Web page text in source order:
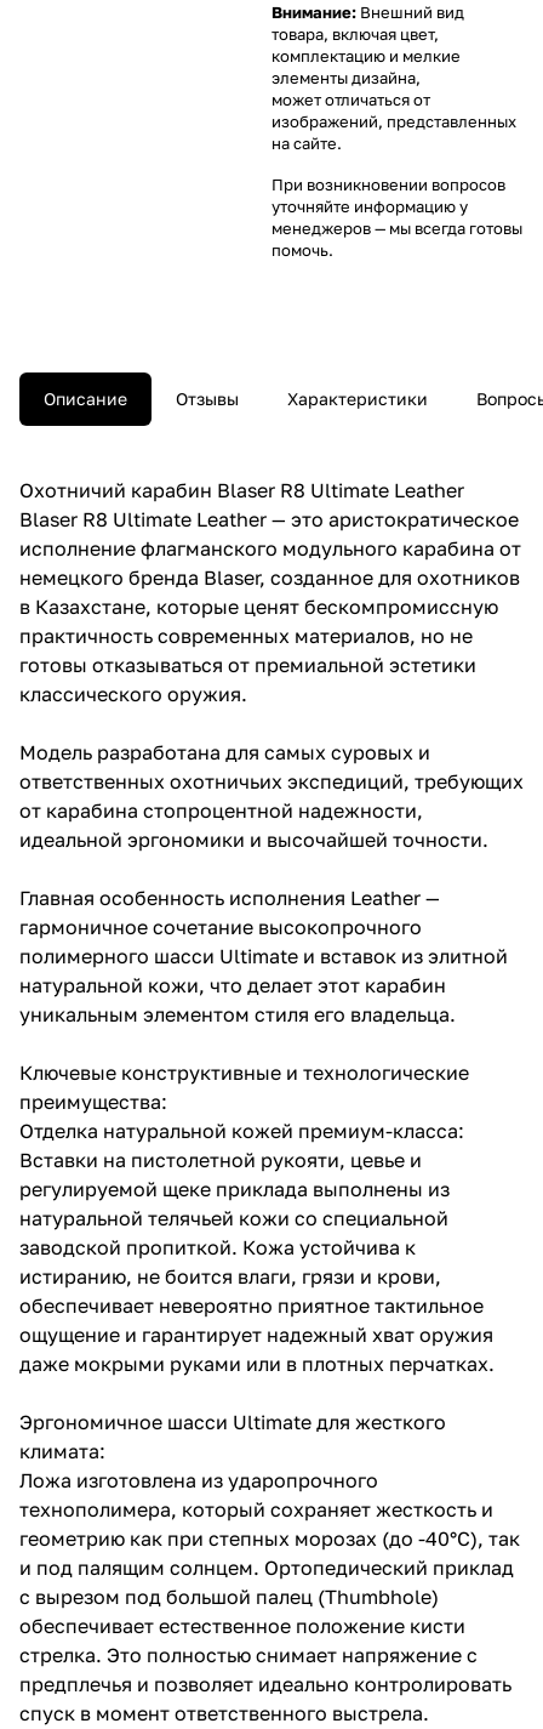
Внимание: Внешний вид
товара, включая цвет,
комплектацию и мелкие
элементы дизайна,
может отличаться от
изображений, представленных
на сайте.
При возникновении вопросов
уточняйте информацию у
менеджеров— мы всегда готовы
помочь.
Описание Отзывы Характеристики
Охотничий карабин Blaser R8 Ultimate Leather
Blaser R8 Ultimate Leather — это аристократическое
исполнение флагманского модульного карабина от
немецкого бренда Blaser, созданное для охотников
в Казахстане, которые ценят бескомпромиссную
практичность современных материалов, но не
готовы отказываться от премиальной эстетики
классического оружия.
Модель разработана для самых суровых и
ответственных охотничьих экспедиций, требующих
от карабина стопроцентной надежности,
идеальной эргономики и высочайшей точности.
Главная особенность исполнения Leather —
гармоничное сочетание высокопрочного
полимерного шасси Ultimate и вставок из элитной
натуральной кожи, что делает этот карабин
уникальным элементом стиля его владельца.
Ключевые конструктивные и технологические
преимущества:
Отделка натуральной кожей премиум-класса:
Вставки на пистолетной рукояти, цевье и
регулируемой щеке приклада выполнены из
натуральной телячьей кожи со специальной
заводской пропиткой. Кожа устойчива к
истиранию, не боится влаги, грязи и крови,
обеспечивает невероятно приятное тактильное
ощущение и гарантирует надежный хват оружия
даже мокрыми руками или в плотных перчатках.
Эргономичное шасси Ultimate для жесткого
климата:
Ложа изготовлена из ударопрочного
технополимера, который сохраняет жесткость и
геометрию как при степных морозах (до -40°C), так
и под палящим солнцем. Ортопедический приклад
с вырезом под большой палец (Thumbhole)
обеспечивает естественное положение кисти
стрелка. Это полностью снимает напряжение с
предплечья и позволяет идеально контролировать
спуск в момент ответственного выстрела.